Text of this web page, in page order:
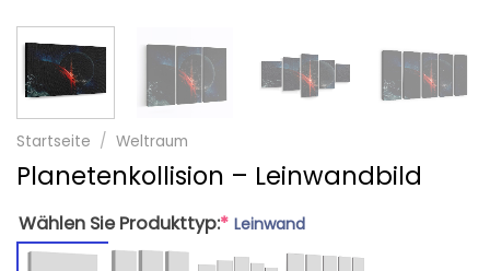
Startseite / Weltraum
Planetenkollision – Leinwandbild
Wählen Sie Produkttyp:* Leinwand